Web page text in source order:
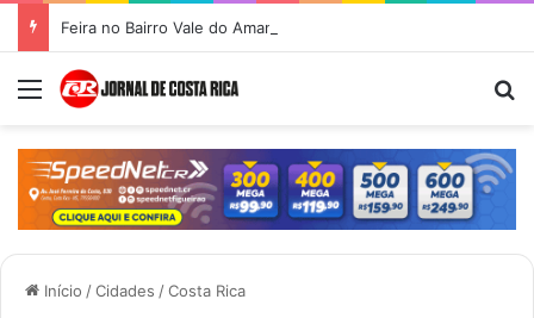
Menu
Início /Cidades /Costa Rica